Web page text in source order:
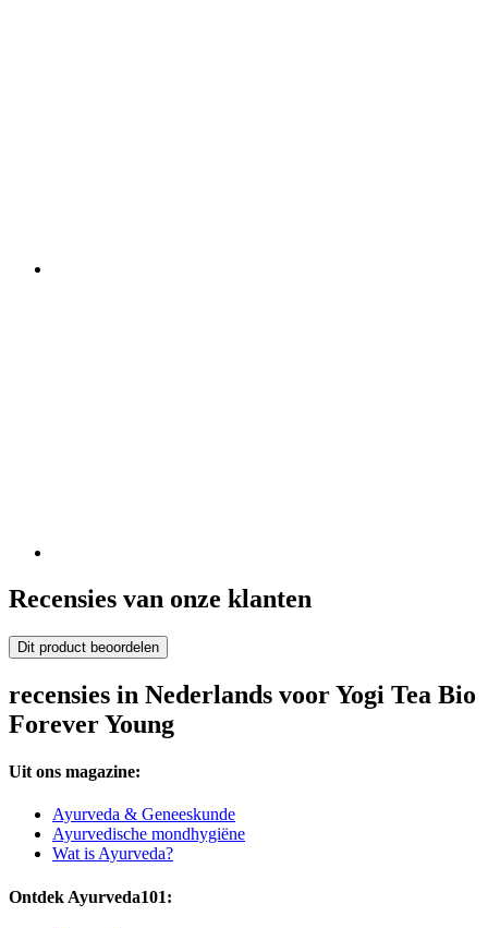
Recensies van onze klanten
Dit product beoordelen
recensies in Nederlands voor Yogi Tea Bio
Forever Young
Uit ons magazine:
Ayurveda & Geneeskunde
Ayurvedische mondhygiëne
Wat is Ayurveda?
Ontdek Ayurveda101: